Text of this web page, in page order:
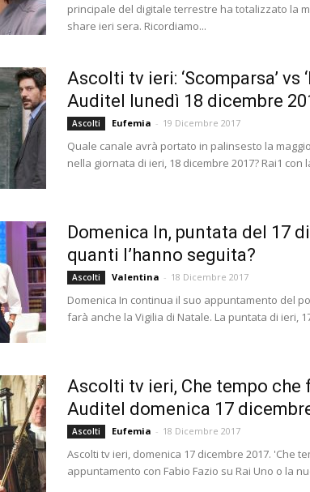
principale del digitale terrestre ha totalizzato la
share ieri sera. Ricordiamo...
Ascolti tv ieri: ‘Scomparsa’ vs
Auditel lunedì 18 dicembre
Ascolti Eufemia - 19 Dicembre 2017
Quale canale avrà portato in palinsesto la
nella giornata di ieri, 18 dicembre 2017? Rai1 con
Domenica In, puntata del 17
quanti l’hanno seguita?
Ascolti Valentina - 18 Dicembre 2017
Domenica In continua il suo appuntamento del
farà anche la Vigilia di Natale. La puntata di ieri,
Ascolti tv ieri, Che tempo che
Auditel domenica 17
Ascolti Eufemia - 18 Dicembre 2017
Ascolti tv ieri, domenica 17 dicembre 2017. 'Che
appuntamento con Fabio Fazio su Rai Uno o la